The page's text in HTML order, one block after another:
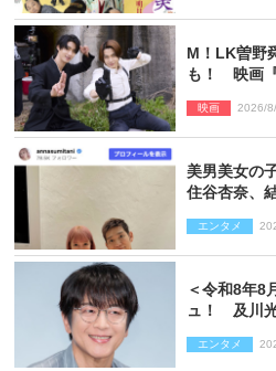
M！LK曽野
も！ 映画
ショット到
映画 2026/
美男美女の
住谷杏奈、
エンタメ
＜令和8年8
ュ！ 及川
エンタメ